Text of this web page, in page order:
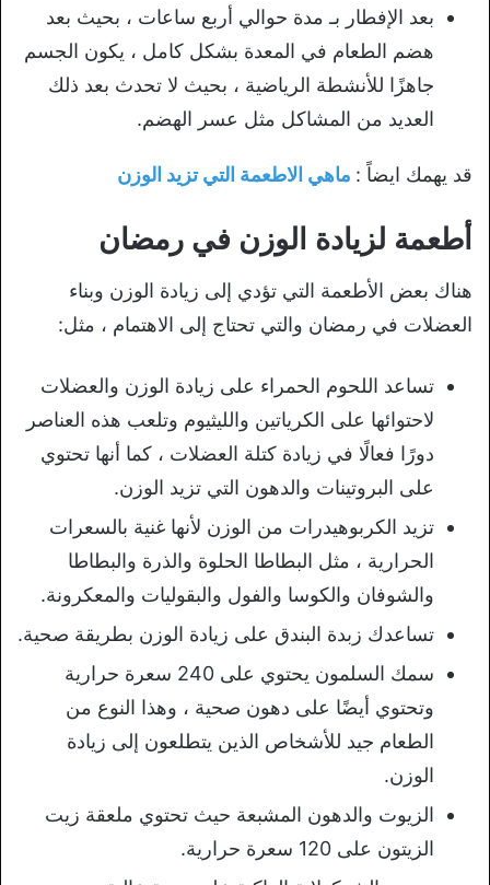
بعد الإفطار بـ مدة حوالي أربع ساعات ، بحيث بعد
هضم الطعام في المعدة بشكل كامل ، يكون الجسم
جاهزًا للأنشطة الرياضية ، بحيث لا تحدث بعد ذلك
العديد من المشاكل مثل عسر الهضم.
قد يهمك ايضاً : ماهي الاطعمة التي تزيد الوزن
أطعمة لزيادة الوزن في رمضان
هناك بعض الأطعمة التي تؤدي إلى زيادة الوزن وبناء
العضلات في رمضان والتي تحتاج إلى الاهتمام ، مثل:
تساعد اللحوم الحمراء على زيادة الوزن والعضلات
لاحتوائها على الكرياتين والليثيوم وتلعب هذه العناصر
دورًا فعالًا في زيادة كتلة العضلات ، كما أنها تحتوي
على البروتينات والدهون التي تزيد الوزن.
تزيد الكربوهيدرات من الوزن لأنها غنية بالسعرات
الحرارية ، مثل البطاطا الحلوة والذرة والبطاطا
والشوفان والكوسا والفول والبقوليات والمعكرونة.
تساعدك زبدة البندق على زيادة الوزن بطريقة صحية.
سمك السلمون يحتوي على 240 سعرة حرارية
وتحتوي أيضًا على دهون صحية ، وهذا النوع من
الطعام جيد للأشخاص الذين يتطلعون إلى زيادة
الوزن.
الزيوت والدهون المشبعة حيث تحتوي ملعقة زيت
الزيتون على 120 سعرة حرارية.